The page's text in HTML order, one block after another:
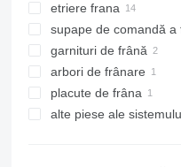
etriere frana
supape de comandă a
garnituri de frână
arbori de frânare
placute de frâna
alte piese ale